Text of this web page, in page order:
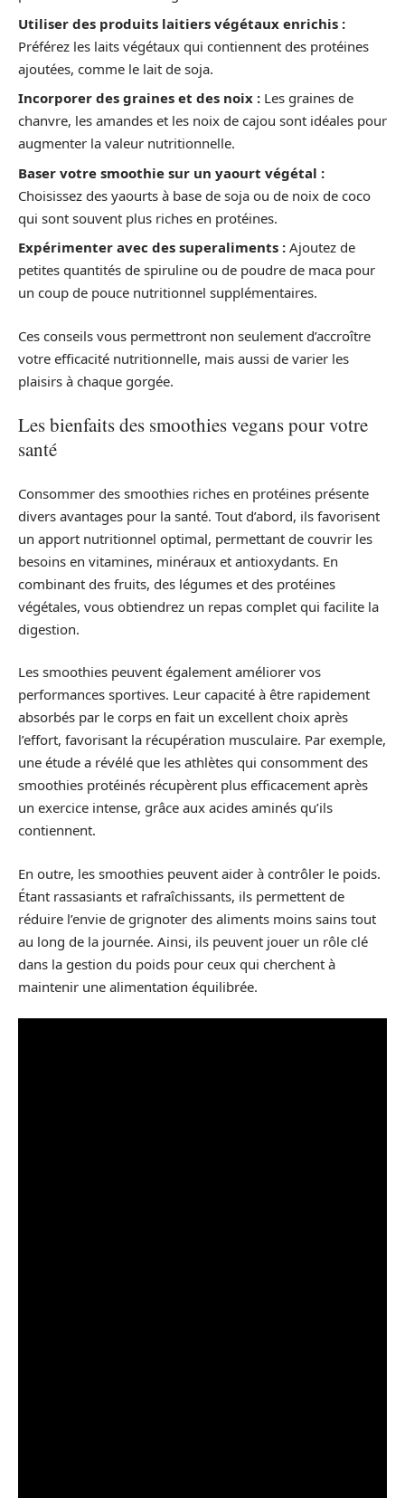
Utiliser des produits laitiers végétaux enrichis :
Préférez les laits végétaux qui contiennent des protéines
ajoutées, comme le lait de soja.
Incorporer des graines et des noix : Les graines de
chanvre, les amandes et les noix de cajou sont idéales pour
augmenter la valeur nutritionnelle.
Baser votre smoothie sur un yaourt végétal :
Choisissez des yaourts à base de soja ou de noix de coco
qui sont souvent plus riches en protéines.
Expérimenter avec des superaliments : Ajoutez de
petites quantités de spiruline ou de poudre de maca pour
un coup de pouce nutritionnel supplémentaires.
Ces conseils vous permettront non seulement d’accroître
votre efficacité nutritionnelle, mais aussi de varier les
plaisirs à chaque gorgée.
Les bienfaits des smoothies vegans pour votre
santé
Consommer des smoothies riches en protéines présente
divers avantages pour la santé. Tout d’abord, ils favorisent
un apport nutritionnel optimal, permettant de couvrir les
besoins en vitamines, minéraux et antioxydants. En
combinant des fruits, des légumes et des protéines
végétales, vous obtiendrez un repas complet qui facilite la
digestion.
Les smoothies peuvent également améliorer vos
performances sportives. Leur capacité à être rapidement
absorbés par le corps en fait un excellent choix après
l’effort, favorisant la récupération musculaire. Par exemple,
une étude a révélé que les athlètes qui consomment des
smoothies protéinés récupèrent plus efficacement après
un exercice intense, grâce aux acides aminés qu’ils
contiennent.
En outre, les smoothies peuvent aider à contrôler le poids.
Étant rassasiants et rafraîchissants, ils permettent de
réduire l’envie de grignoter des aliments moins sains tout
au long de la journée. Ainsi, ils peuvent jouer un rôle clé
dans la gestion du poids pour ceux qui cherchent à
maintenir une alimentation équilibrée.